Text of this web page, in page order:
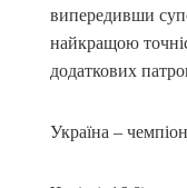
випередивши
найкращою
додаткових
Україна –